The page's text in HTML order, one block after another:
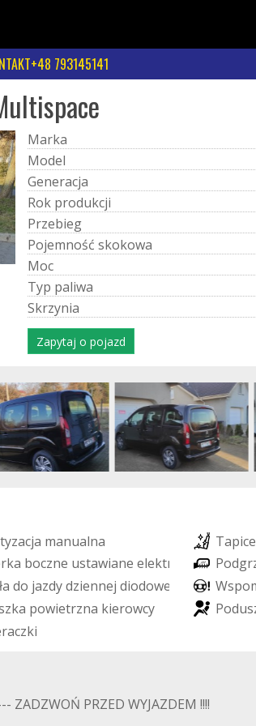
793145141
Marka
Model
Generacja
Rok produkcji
Przebieg
Pojemność skokowa
Moc
Typ paliwa
Skrzynia
Zapytaj o pojazd
tyzacja manualna Tapice
rka boczne ustawiane elektr nie Podgr
a do jazdy dziennej diodowe D Wspo
zka powietrzna kierowcy Podus
raczki
ZADZWOŃ PRZED WYJAZDEM !!!!